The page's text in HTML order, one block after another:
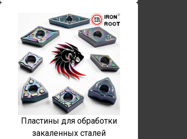
Пластины для обработки
закаленных сталей